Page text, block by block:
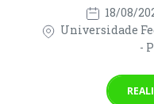
18/08/
Universidade
-